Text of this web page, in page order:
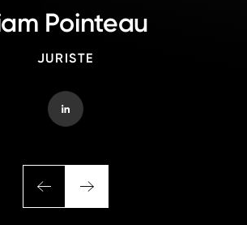
Pointeau
JURISTE